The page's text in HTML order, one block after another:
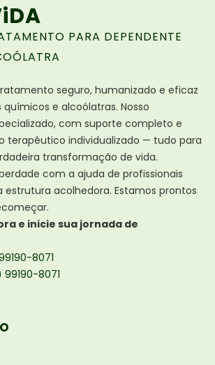
PARA DEPENDENTE
seguro, humanizado e eficaz
e alcoólatras. Nosso
com suporte completo e
terapêutico individualizado — tudo para
transformação de vida.
com a ajuda de profissionais
estrutura acolhedora. Estamos prontos
e inicie sua jornada de
8071
99190-8071